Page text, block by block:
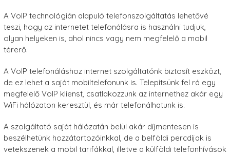
A VoIP technológián alapuló telefonszolgáltatás lehetővé
teszi, hogy az internetet telefonálásra is használni tudjuk,
olyan helyeken is, ahol nincs vagy nem megfelelő a mobil
térerő.
A VoIP telefonáláshoz internet szolgáltatónk biztosít eszközt,
de ez lehet a saját mobiltelefonunk is. Telepítsünk fel rá egy
megfelelő VoIP klienst, csatlakozzunk az internethez akár egy
WiFi hálózaton keresztül, és már telefonálhatunk is.
A szolgáltató saját hálózatán belül akár díjmentesen is
beszélhetünk hozzátartozóinkkal, de a belföldi percdíjak is
vetekszenek a mobil tarifákkal, illetve a külföldi telefonhívások